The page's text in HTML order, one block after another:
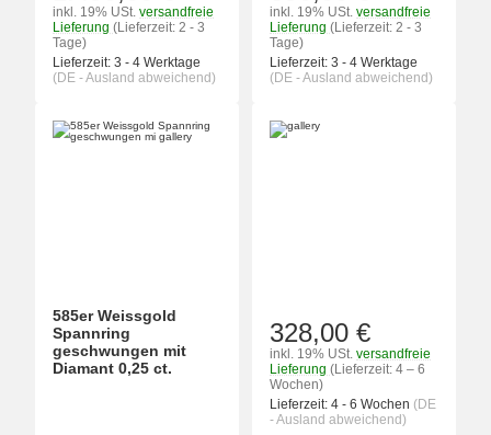
inkl. 19% USt. versandfreie
Lieferung (Lieferzeit: 2 - 3
Tage)
Lieferzeit: 3 - 4 Werktage
(DE - Ausland abweichend)
inkl. 19% USt. versandfreie
Lieferung (Lieferzeit: 2 - 3
Tage)
Lieferzeit: 3 - 4 Werktage
(DE - Ausland abweichend)
585er Weissgold
Spannring
geschwungen mit
Diamant 0,25 ct.
328,00 €
inkl. 19% USt. versandfreie
Lieferung (Lieferzeit: 4 – 6
Wochen)
Lieferzeit: 4 - 6 Wochen (DE
- Ausland abweichend)